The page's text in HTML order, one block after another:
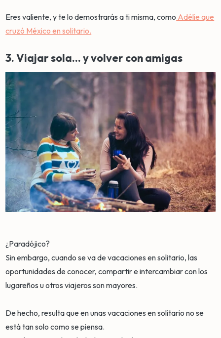
Eres valiente, y te lo demostrarás a ti misma, como Adélie que
cruzó México en solitario.
3. Viajar sola... y volver con amigas
¿Paradójico?
Sin embargo, cuando se va de vacaciones en solitario, las
oportunidades de conocer, compartir e intercambiar con los
lugareños u otros viajeros son mayores.
De hecho, resulta que en unas vacaciones en solitario no se
está tan solo como se piensa.